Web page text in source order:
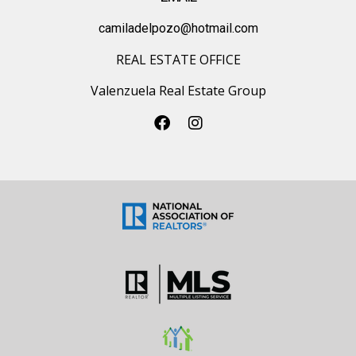
el préstamo FHA?
Los costos de cierre generalmente oscilan entre el 2% y el
muchos de estos costos pueden ser financiados en el
No, el programa FHA está diseñado para la compra de
vivienda principal y no se puede utilizar para la compra de
propiedades de inversión o casas de vacaciones.
Sí, los préstamos FHA se pueden refinanciar, lo que puede
ser beneficioso si quieres aprovechar tasas de interés más
que tu situación financiera cambia.
camiladelpozo@hotmail.com
REAL ESTATE OFFICE
Valenzuela Real Estate Group